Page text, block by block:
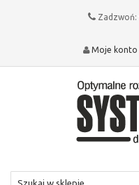
Zadzwoń:
Moje konto